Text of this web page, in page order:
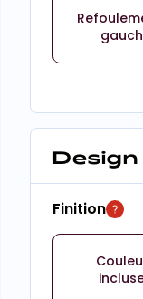
Design
Finition